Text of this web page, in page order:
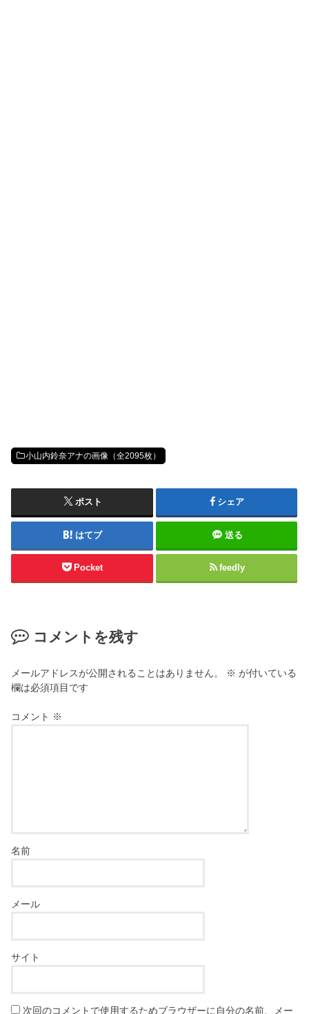
小山内鈴奈アナの画像（全2095枚）
ポスト シェア
はてブ 送る
Pocket feedly
コメントを残す
メールアドレスが公開されることはありません。 ※ が付いている
欄は必須項目です
コメント ※
名前
メール
サイト
次回のコメントで使用するためブラウザーに自分の名前、メー